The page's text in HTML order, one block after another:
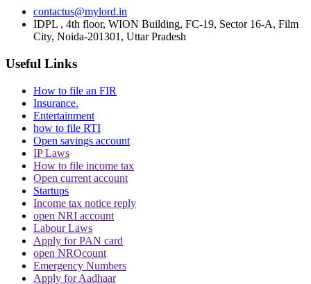
CJI पर जूता फेंकने वाले वकील की बढ़ी मुश्किलें, AG
ने 'अवमानना' की कार्यवाही शुरू करने की इजाजत दी
पर्सनैलिटी राइट्स मामले में ऋतिक रोशन को मिली
Delhi HC को बड़ी राहत, कहा- ऑनलाइन प्लेटफॉर्म्स
को ऐसे पोस्ट हटाने होंगे
contactus@mylord.in
IDPL , 4th floor, WION Building, FC-19, Sector 16-A, Film
City, Noida-201301, Uttar Pradesh
Useful Links
How to file an FIR
Insurance.
Entertainment
how to file RTI
Open savings account
IP Laws
How to file income tax
Open current account
Startups
Income tax notice reply
open NRI account
Labour Laws
Apply for PAN card
open NROcount
Emergency Numbers
Apply for Aadhaar